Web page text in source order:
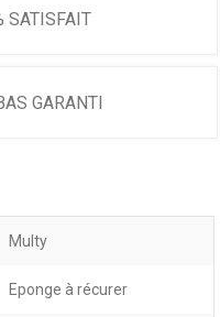
SATISFAIT
GARANTI
Multy
Eponge à récurer